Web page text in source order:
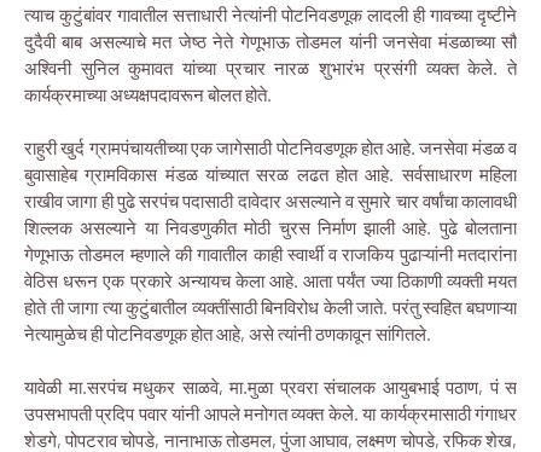
त्याच कुटुंबांवर गावातील सत्ताधारी नेत्यांनी पोटनिवडणूक लादली ही गावच्या दृष्टीने
दुदैवी बाब असल्याचे मत जेष्ठ नेते गेणूभाऊ तोडमल यांनी जनसेवा मंडळाच्या सौ
अश्विनी सुनिल कुमावत यांच्या प्रचार नारळ शुभारंभ प्रसंगी व्यक्त केले. ते
कार्यक्रमाच्या अध्यक्षपदावरून बोलत होते.
राहुरी खुर्द ग्रामपंचायतीच्या एक जागेसाठी पोटनिवडणूक होत आहे. जनसेवा मंडळ व
बुवासाहेब ग्रामविकास मंडळ यांच्यात सरळ लढत होत आहे. सर्वसाधारण महिला
राखीव जागा ही पुढे सरपंच पदासाठी दावेदार असल्याने व सुमारे चार वर्षांचा कालावधी
शिल्लक असल्याने या निवडणुकीत मोठी चुरस निर्माण झाली आहे. पुढे बोलताना
गेणूभाऊ तोडमल म्हणाले की गावातील काही स्वार्थी व राजकिय पुढाऱ्यांनी मतदारांना
वेठिस धरून एक प्रकारे अन्यायच केला आहे. आता पर्यंत ज्या ठिकाणी व्यक्ती मयत
होते ती जागा त्या कुटुंबातील व्यक्तींसाठी बिनविरोध केली जाते. परंतु स्वहित बघणाऱ्या
नेत्यामुळेच ही पोटनिवडणूक होत आहे, असे त्यांनी ठणकावून सांगितले.
यावेळी मा.सरपंच मधुकर साळवे, मा.मुळा प्रवरा संचालक आयुबभाई पठाण, पं स
उपसभापती प्रदिप पवार यांनी आपले मनोगत व्यक्त केले. या कार्यक्रमासाठी गंगाधर
शेडगे, पोपटराव चोपडे, नानाभाऊ तोडमल, पुंजा आघाव, लक्ष्मण चोपडे, रफिक शेख,